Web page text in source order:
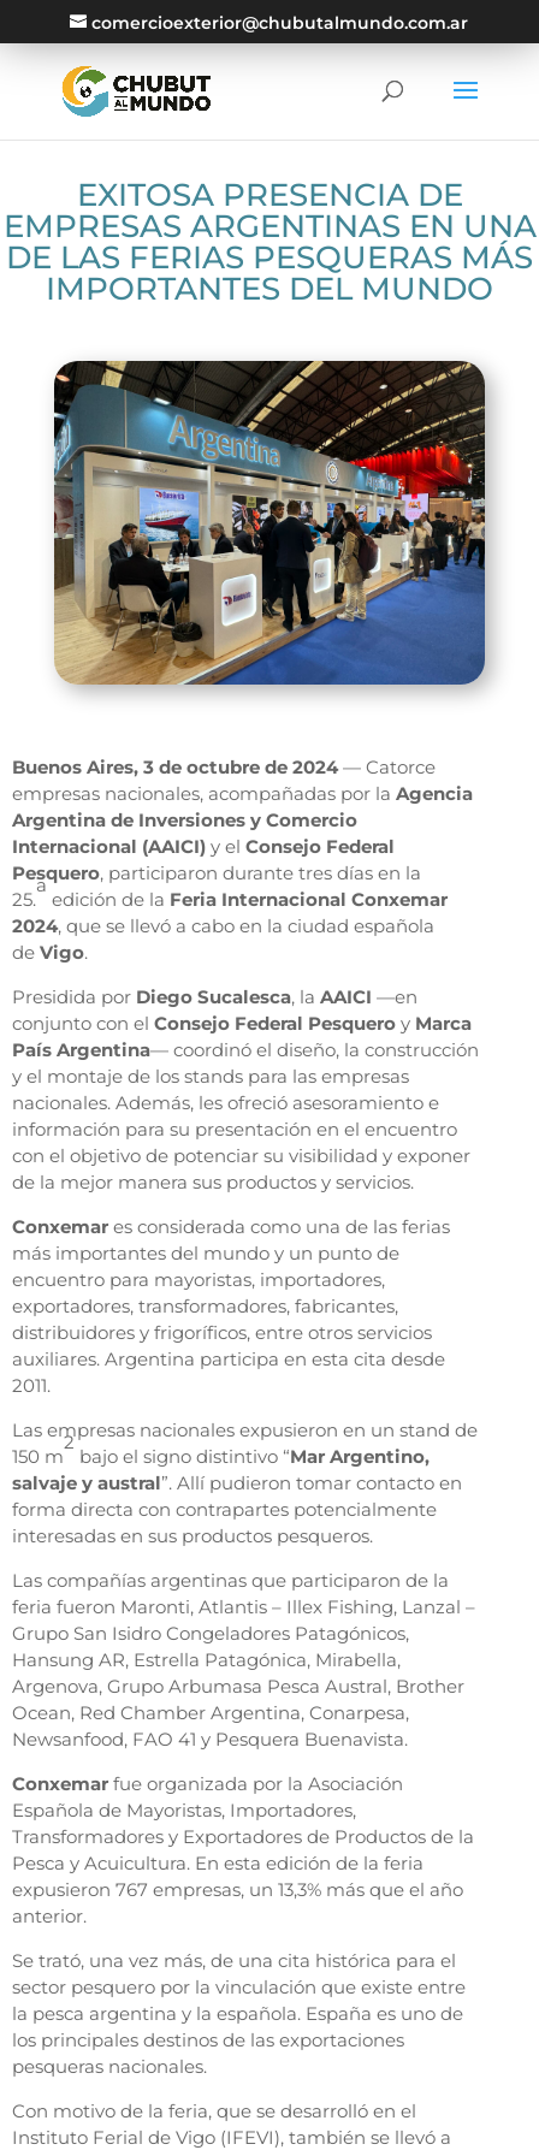
comercioexterior@chubutalmundo.com.ar
EXITOSA PRESENCIA DE
EMPRESAS ARGENTINAS EN UNA
DE LAS FERIAS PESQUERAS MÁS
IMPORTANTES DEL MUNDO
Buenos Aires, 3 de octubre de 2024— Catorce
empresas nacionales, acompañadas por la Agencia
Argentina de Inversiones y Comercio
Internacional (AAICI)y el Consejo Federal
Pesquero, participaron durante tres días en la
25.
a
edición de la Feria Internacional Conxemar
2024, que se llevó a cabo en la ciudad española
de Vigo.
Presidida por Diego Sucalesca, la AAICI —en
conjunto con el Consejo Federal Pesqueroy Marca
País Argentina— coordinó el diseño, la construcción
y el montaje de los stands para las empresas
nacionales. Además, les ofreció asesoramiento e
información para su presentación en el encuentro
con el objetivo de potenciar su visibilidad y exponer
de la mejor manera sus productos y servicios.
Conxemares considerada como una de las ferias
más importantes del mundo y un punto de
encuentro para mayoristas, importadores,
exportadores, transformadores, fabricantes,
distribuidores y frigoríficos, entre otros servicios
auxiliares. Argentina participa en esta cita desde
2011.
Las empresas nacionales expusieron en un stand de
150 m
2
bajo el signo distintivo “Mar Argentino,
salvaje y austral”. Allí pudieron tomar contacto en
forma directa con contrapartes potencialmente
interesadas en sus productos pesqueros.
Las compañías argentinas que participaron de la
feria fueron Maronti, Atlantis – Illex Fishing, Lanzal –
Grupo San Isidro Congeladores Patagónicos,
Hansung AR, Estrella Patagónica, Mirabella,
Argenova, Grupo Arbumasa Pesca Austral, Brother
Ocean, Red Chamber Argentina, Conarpesa,
Newsanfood, FAO 41 y Pesquera Buenavista.
Conxemarfue organizada por la Asociación
Española de Mayoristas, Importadores,
Transformadores y Exportadores de Productos de la
Pesca y Acuicultura. En esta edición de la feria
expusieron 767 empresas, un 13,3% más que el año
anterior.
Se trató, una vez más, de una cita histórica para el
sector pesquero por la vinculación que existe entre
la pesca argentina y la española. España es uno de
los principales destinos de las exportaciones
pesqueras nacionales.
Con motivo de la feria, que se desarrolló en el
Instituto Ferial de Vigo (IFEVI), también se llevó a